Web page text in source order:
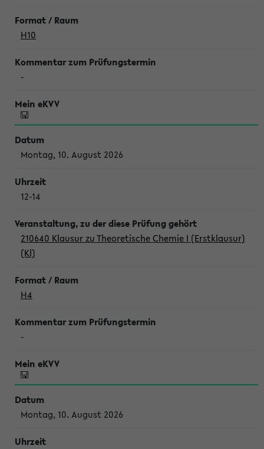
H10
-
Montag, 10. August 2026
12-14
210640 Klausur zu Theoretische Chemie I (Erstklausur)
(Kl)
H4
-
Montag, 10. August 2026